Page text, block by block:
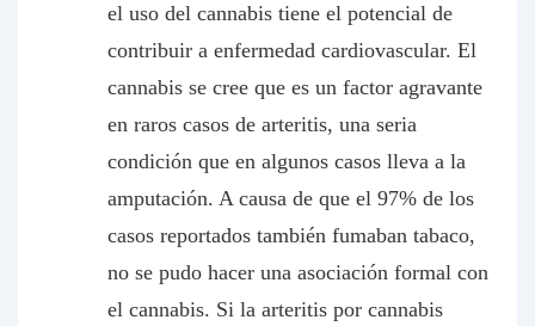
el uso del cannabis tiene el potencial de
contribuir a enfermedad cardiovascular. El
cannabis se cree que es un factor agravante
en raros casos de arteritis, una seria
condición que en algunos casos lleva a la
amputación. A causa de que el 97% de los
casos reportados también fumaban tabaco,
no se pudo hacer una asociación formal con
el cannabis. Si la arteritis por cannabis